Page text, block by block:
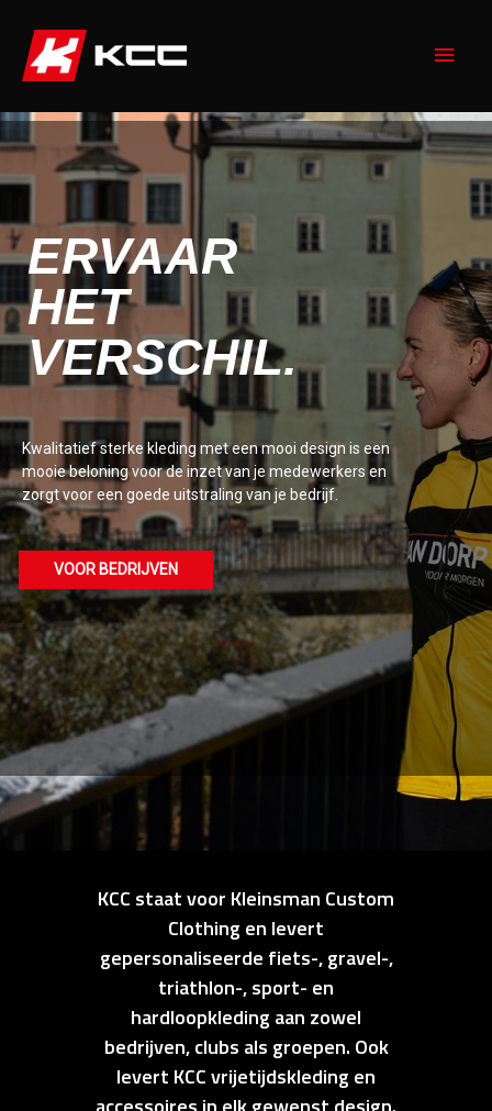
inhoud
ERVAAR
HET
VERSCHIL.
Kwalitatief sterke kleding met een mooi design is een
mooie beloning voor de inzet van je medewerkers en
zorgt voor een goede uitstraling van je bedrijf.
VOOR BEDRIJVEN
KCC staat voor Kleinsman Custom
Clothing en levert
gepersonaliseerde fiets-, gravel-,
triathlon-, sport- en
hardloopkleding aan zowel
bedrijven, clubs als groepen. Ook
levert KCC vrijetijdskleding en